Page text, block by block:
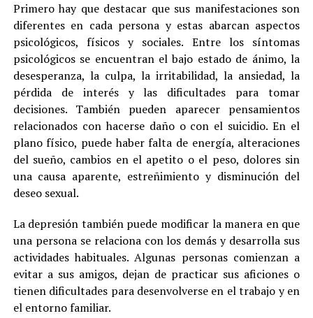
Primero hay que destacar que sus manifestaciones son
diferentes en cada persona y estas abarcan aspectos
psicológicos, físicos y sociales. Entre los síntomas
psicológicos se encuentran el bajo estado de ánimo, la
desesperanza, la culpa, la irritabilidad, la ansiedad, la
pérdida de interés y las dificultades para tomar
decisiones. También pueden aparecer pensamientos
relacionados con hacerse daño o con el suicidio. En el
plano físico, puede haber falta de energía, alteraciones
del sueño, cambios en el apetito o el peso, dolores sin
una causa aparente, estreñimiento y disminución del
deseo sexual.
La depresión también puede modificar la manera en que
una persona se relaciona con los demás y desarrolla sus
actividades habituales. Algunas personas comienzan a
evitar a sus amigos, dejan de practicar sus aficiones o
tienen dificultades para desenvolverse en el trabajo y en
el entorno familiar.